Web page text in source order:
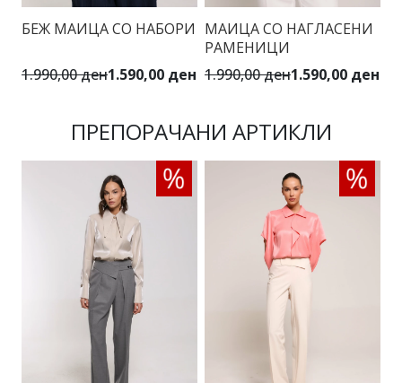
БЕЖ МАИЦА СО НАБОРИ
1.990,00 ден1.590,00 ден
МАИЦА СО НАГЛАСЕНИ
РАМЕНИЦИ
1.990,00 ден1.590,00 ден
ПРЕПОРАЧАНИ АРТИКЛИ